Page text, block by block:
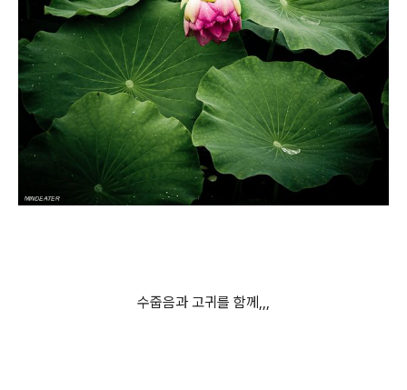
수줍음과 고귀를 함께,,,